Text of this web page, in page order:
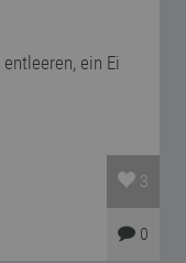
ein Ei
3
0